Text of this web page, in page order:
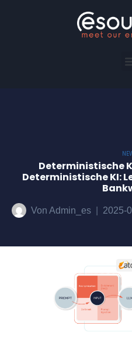
Deterministische
Deterministische KI:
Von Admin_es 2025-